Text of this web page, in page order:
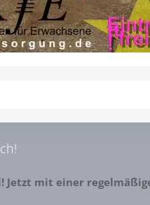
Jetzt mit einer